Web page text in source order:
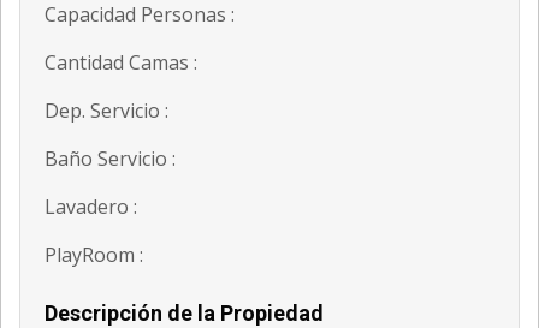
Capacidad Personas :
Cantidad Camas :
Dep. Servicio :
Baño Servicio :
Lavadero :
PlayRoom :
Descripción de la Propiedad